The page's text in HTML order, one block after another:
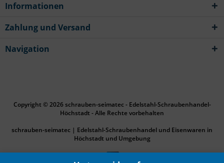
Informationen
Zahlung und Versand
Navigation
Copyright © 2026 schrauben-seimatec - Edelstahl-Schraubenhandel-
Höchstadt - Alle Rechte vorbehalten
schrauben-seimatec | Edelstahl-Schraubenhandel und Eisenwaren in
Höchstadt und Umgebung